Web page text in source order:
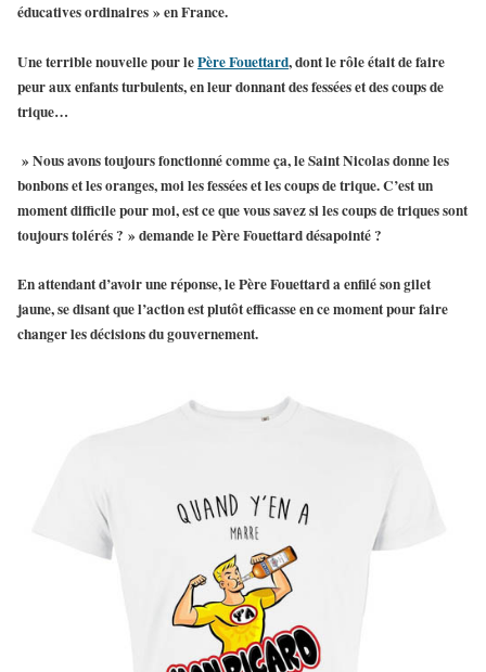
éducatives ordinaires » en France.
Une terrible nouvelle pour lePère Fouettard, dont le rôle était de faire
peur aux enfants turbulents, en leur donnant des fessées et des coups de
trique…
» Nous avons toujours fonctionné comme ça, le Saint Nicolas donne les
bonbons et les oranges, moi les fessées et les coups de trique. C’est un
moment difficile pour moi, est ce que vous savez si les coups de triques sont
toujours tolérés ? » demande le Père Fouettard désapointé ?
En attendant d’avoir une réponse, le Père Fouettard a enfilé son gilet
jaune, se disant que l’action est plutôt efficasse en ce moment pour faire
changer les décisions du gouvernement.